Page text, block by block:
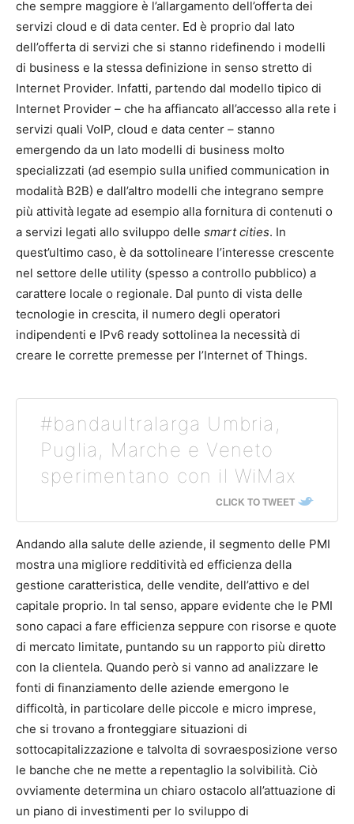
che sempre maggiore è l’allargamento dell’offerta dei
servizi cloud e di data center. Ed è proprio dal lato
dell’offerta di servizi che si stanno ridefinendo i modelli
di business e la stessa definizione in senso stretto di
Internet Provider. Infatti, partendo dal modello tipico di
Internet Provider – che ha affiancato all’accesso alla rete i
servizi quali VoIP, cloud e data center – stanno
emergendo da un lato modelli di business molto
specializzati (ad esempio sulla unified communication in
modalità B2B) e dall’altro modelli che integrano sempre
più attività legate ad esempio alla fornitura di contenuti o
a servizi legati allo sviluppo delle smart cities. In
quest’ultimo caso, è da sottolineare l’interesse crescente
nel settore delle utility (spesso a controllo pubblico) a
carattere locale o regionale. Dal punto di vista delle
tecnologie in crescita, il numero degli operatori
indipendenti e IPv6 ready sottolinea la necessità di
creare le corrette premesse per l’Internet of Things.
#bandaultralarga Umbria,
Puglia, Marche e Veneto
sperimentano con il WiMax
CLICK TO TWEET
Andando alla salute delle aziende, il segmento delle PMI
mostra una migliore redditività ed efficienza della
gestione caratteristica, delle vendite, dell’attivo e del
capitale proprio. In tal senso, appare evidente che le PMI
sono capaci a fare efficienza seppure con risorse e quote
di mercato limitate, puntando su un rapporto più diretto
con la clientela. Quando però si vanno ad analizzare le
fonti di finanziamento delle aziende emergono le
difficoltà, in particolare delle piccole e micro imprese,
che si trovano a fronteggiare situazioni di
sottocapitalizzazione e talvolta di sovraesposizione verso
le banche che ne mette a repentaglio la solvibilità. Ciò
ovviamente determina un chiaro ostacolo all’attuazione di
un piano di investimenti per lo sviluppo di